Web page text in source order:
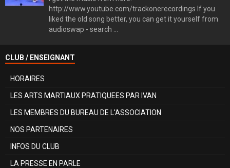
http://www.youtube.com/trackonerecordings If you
liked the old song better, you can get it yourself from
audioswap - search ...
CLUB / ENSEIGNANT
HORAIRES
LES ARTS MARTIAUX PRATIQUEES PAR IVAN
LES MEMBRES DU BUREAU DE L'ASSOCIATION
NOS PARTENAIRES
INFOS DU CLUB
LA PRESSE EN PARLE